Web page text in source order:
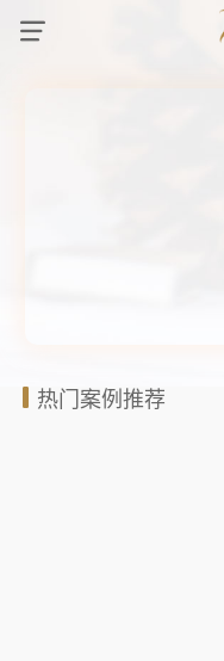
热门案例推荐